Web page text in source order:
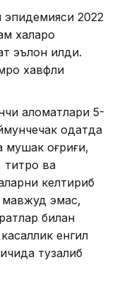
2022
халқаро
эълон қилди.
хавфли
аломатлари 5-
одатда
мушак оғриғи,
ва
келтириб
мавжуд эмас,
билан
енгил
тузалиб